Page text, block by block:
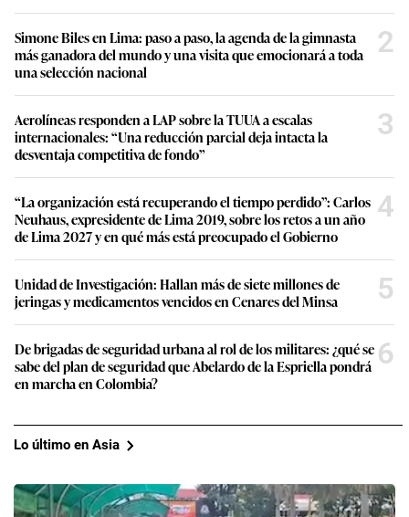
Simone Biles en Lima: paso a paso, la agenda de la gimnasta
más ganadora del mundo y una visita que emocionará a toda
una selección nacional
2
Aerolíneas responden a LAP sobre la TUUA a escalas
internacionales: “Una reducción parcial deja intacta la
desventaja competitiva de fondo”
3
“La organización está recuperando el tiempo perdido”: Carlos
Neuhaus, expresidente de Lima 2019, sobre los retos a un año
de Lima 2027 y en qué más está preocupado el Gobierno
4
Unidad de Investigación: Hallan más de siete millones de
jeringas y medicamentos vencidos en Cenares del Minsa
5
De brigadas de seguridad urbana al rol de los militares: ¿qué se
sabe del plan de seguridad que Abelardo de la Espriella pondrá
en marcha en Colombia?
6
Lo último en Asia